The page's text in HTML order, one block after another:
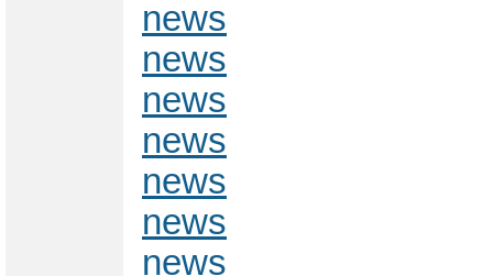
news
news
news
news
news
news
news